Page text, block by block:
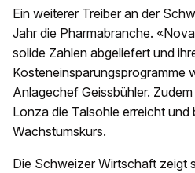
Ein weiterer Treiber an der
Jahr die Pharmabranche.
solide Zahlen abgeliefert und
Kosteneinsparungsprogramme
Anlagechef Geissbühler.
Lonza die Talsohle erreicht
Wachstumskurs.
Die Schweizer Wirtschaft zeigt